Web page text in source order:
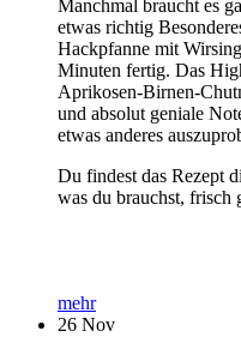
Manchmal braucht es
etwas richtig
Hackpfanne mit
Minuten fertig. Das
Aprikosen-Birnen-
und absolut geniale
etwas anderes
Du findest das Rezept
was du brauchst, frisch
mehr
26 Nov